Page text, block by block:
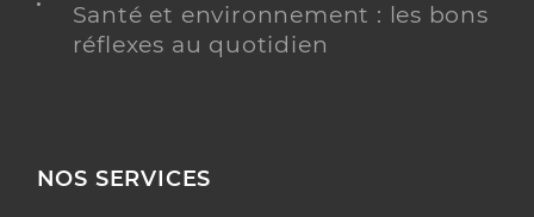
Santé et environnement : les bons
réflexes au quotidien
NOS SERVICES